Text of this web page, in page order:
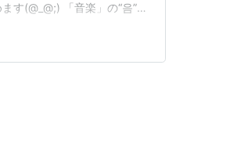
す(@_@;) 「音楽」の“음”は
り広い意味を持っていると